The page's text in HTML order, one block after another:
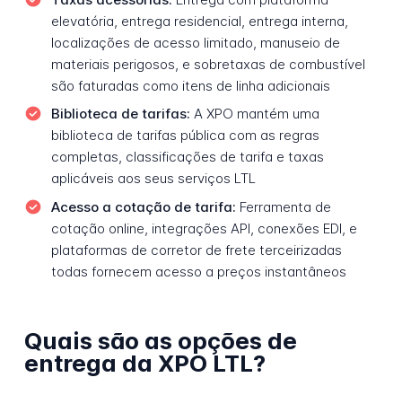
elevatória, entrega residencial, entrega interna,
localizações de acesso limitado, manuseio de
materiais perigosos, e sobretaxas de combustível
são faturadas como itens de linha adicionais
Biblioteca de tarifas: A XPO mantém uma
biblioteca de tarifas pública com as regras
completas, classificações de tarifa e taxas
aplicáveis aos seus serviços LTL
Acesso a cotação de tarifa: Ferramenta de
cotação online, integrações API, conexões EDI, e
plataformas de corretor de frete terceirizadas
todas fornecem acesso a preços instantâneos
Quais são as opções de
entrega da XPO LTL?